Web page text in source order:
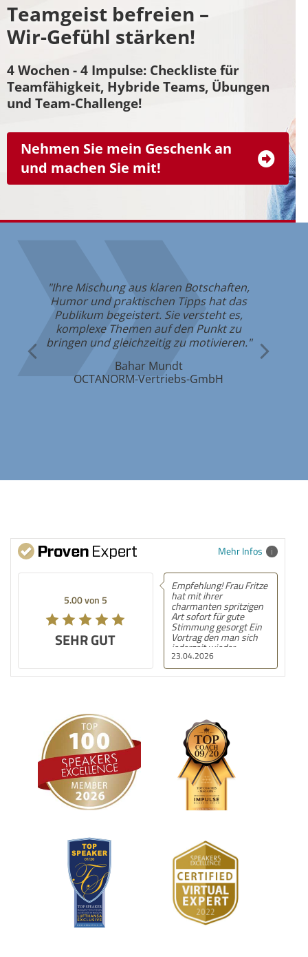
Teamgeist befreien –
Wir-Gefühl stärken!
4 Wochen - 4 Impulse: Checkliste für
Teamfähigkeit, Hybride Teams, Übungen
und Team-Challenge!
Nehmen Sie mein Geschenk an
und machen Sie mit!
"Ihre Mischung aus klaren Botschaften,
Humor und praktischen Tipps hat das
Publikum begeistert. Sie versteht es,
komplexe Themen auf den Punkt zu
bringen und gleichzeitig zu motivieren."
Bahar Mundt
OCTANORM-Vertriebs-GmbH
Mehr Infos
5.00 von 5
SEHR GUT
5.00 von 5
SEHR GUT
23.04.2026
Empfehlung! Frau Fritze
hat mit ihrer
charmanten spritzigen
Art sofort für gute
Stimmung gesorgt Ein
Vortrag den man sich
jederzeit wieder
wünscht! DANKE
Empfehlung!
spannender